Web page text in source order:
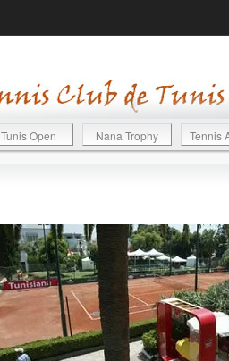
Tunis Open Nana Trophy Tennis